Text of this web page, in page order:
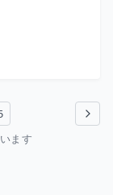
次のページ
ます